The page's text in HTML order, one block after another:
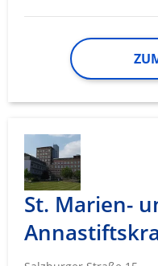
St. Marien-